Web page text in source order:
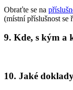
Obraťte se na
(místní příslušnost se
9. Kde, s kým a
10. Jaké